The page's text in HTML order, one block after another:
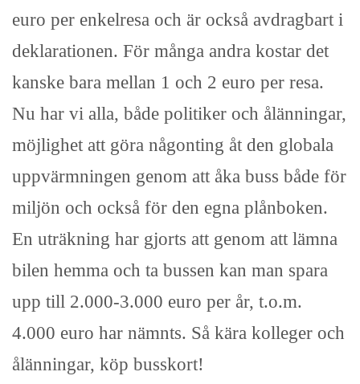
euro per enkelresa och är också avdragbart i
deklarationen. För många andra kostar det
kanske bara mellan 1 och 2 euro per resa.
Nu har vi alla, både politiker och ålänningar,
möjlighet att göra någonting åt den globala
uppvärmningen genom att åka buss både för
miljön och också för den egna plånboken.
En uträkning har gjorts att genom att lämna
bilen hemma och ta bussen kan man spara
upp till 2.000-3.000 euro per år, t.o.m.
4.000 euro har nämnts. Så kära kolleger och
ålänningar, köp busskort!